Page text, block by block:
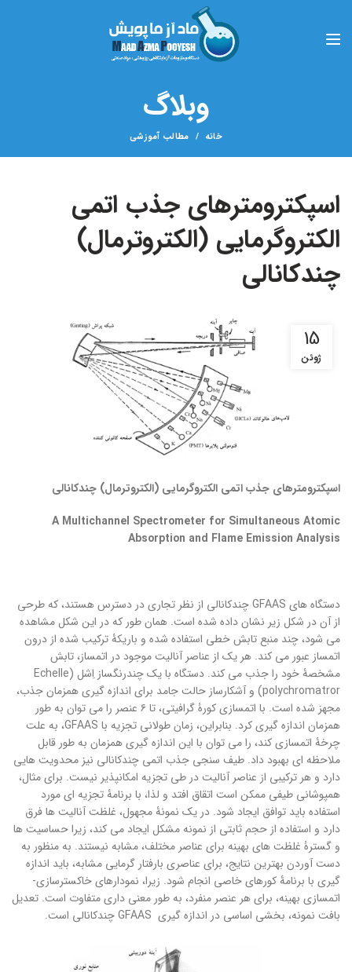
وبلاگ
خانه مطالب آموزشی
اسپکترومترهای جذب اتمی
الکتروگرمایی (الکتروترمال)
چندکانالی
15
ژوئن
اسپکترومترهای جذب اتمی الکتروگرمایی (الکتروترمال) چندکانالی
A Multichannel Spectrometer for Simultaneous Atomic
Absorption and Flame Emission Analysis
دستگاه های GFAAS چندکانالی از نظر تجاری در دسترس هستند، که طرحی
از آن در شکل زیر نشان داده شده است. همان طور که در این شکل مشاهده
می شود، چند منبع تابش خطی استفاده شده و باریکۀ ترکیب شده از درون
اتمساز عبور می کند. هر یک از عناصر آنالیت موجود در اتمساز، تابش
مشخصۀ خود را جذب می کند. دستگاه با یک چندرنگساز اِشل (Echelle
polychromatror) و آشکارساز حالت جامد برای اندازه گیری همزمان جذب،
مجهز شده است. با اتمسازی کورۀ گرافیتی، تا ۶ عنصر را می توان به طور
همزمان اندازه گیری کرد. بنابراین، زمان طولانی تجزیه با GFAAS، به علت
چرخۀ اتمسازی کند، را می توان با این اندازه گیری همزمان به طور قابل
ملاحظه ای بهبود داد. طیف سنجی جذب اتمی چندکانالی نیز محدویت هایی
دارد و هر ترکیبی از عناصر آنالیت در طی تجزیه امکانپذیر نیست. برای مثال،
همپوشانی طیفی ممکن است اتقاق افتد و لذا، با برنامۀ تجزیه ای مورد
استفاده باید توافق ایجاد شود. در یک نمونۀ مجهول، غلظت آنالیت ها فرق
دارد و استفاده از حجم ثابتی از نمونه مشکل ایجاد می کند، زیرا حساسیت ها
و گسترۀ غلظت های بهینه برای عناصر مختلف، مشابه نیستند. به منظور به
دست آوردن بهترین نتایج، برای عناصری بارفتار گرمایی مشابه، باید اندازه
گیری با برنامۀ کورهای خاصی انجام شود. زیرا، نمودارهای خاکسترسازی-
اتمسازی بهینه، برای هر عنصر منفرد، به طور معنی داری متفاوت است. تعدیل
بافت نمونه، بخشی اساسی در اندازه گیری GFAAS چندکانالی است.